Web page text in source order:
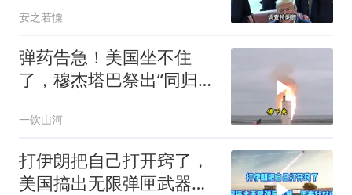
安之若憟
弹药告急！美国坐不住
了，穆杰塔巴祭出“同归于
一饮山河
打伊朗把自己打开窍了，
美国搞出无限弹匣武器，